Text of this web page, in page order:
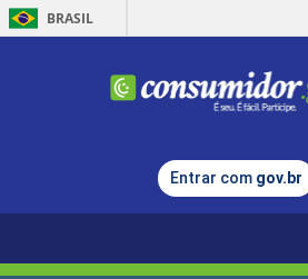
BRASIL
Entrar com gov.br